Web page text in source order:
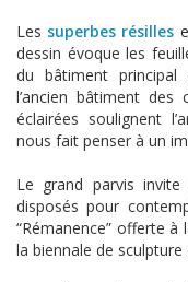
Les superbes résilles
dessin évoque les
du bâtiment
l’ancien bâtiment
éclairées soulignent
nous fait penser à un
Le grand parvis
disposés pour
“Rémanence” offerte à
la biennale de sculpture